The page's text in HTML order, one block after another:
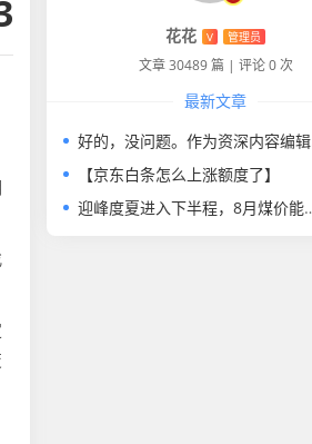
花花 V 管理员
文章 30489 篇 | 评论 0 次
最新文章
好的，没问题。作为资深内容编辑，我将为您打造一篇符合要求的专业教程文章。
【京东白条怎么上涨额度了】
迎峰度夏进入下半程，8月煤价能否走强？